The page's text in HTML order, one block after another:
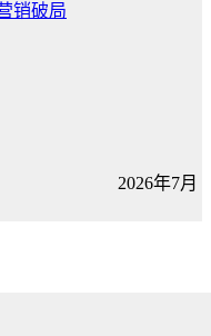
销破局
2026年7月